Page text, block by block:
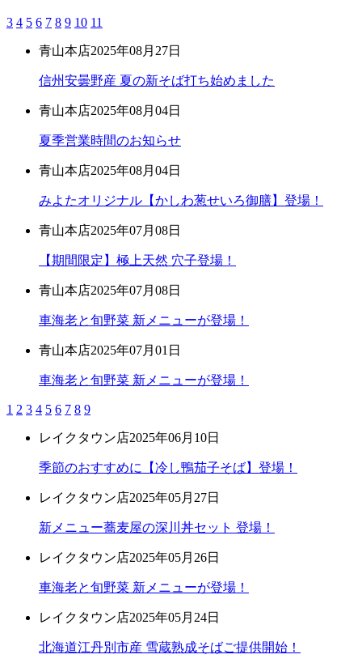
3 4 5 6 7 8 9 10 11
青山本店2025年08月27日
信州安曇野産 夏の新そば打ち始めました
青山本店2025年08月04日
夏季営業時間のお知らせ
青山本店2025年08月04日
みよたオリジナル【かしわ葱せいろ御膳】登場！
青山本店2025年07月08日
【期間限定】極上天然 穴子登場！
青山本店2025年07月08日
車海老と旬野菜 新メニューが登場！
青山本店2025年07月01日
車海老と旬野菜 新メニューが登場！
1 2 3 4 5 6 7 8 9
レイクタウン店2025年06月10日
季節のおすすめに【冷し鴨茄子そば】登場！
レイクタウン店2025年05月27日
新メニュー蕎麦屋の深川丼セット 登場！
レイクタウン店2025年05月26日
車海老と旬野菜 新メニューが登場！
レイクタウン店2025年05月24日
北海道江丹別市産 雪蔵熟成そばご提供開始！